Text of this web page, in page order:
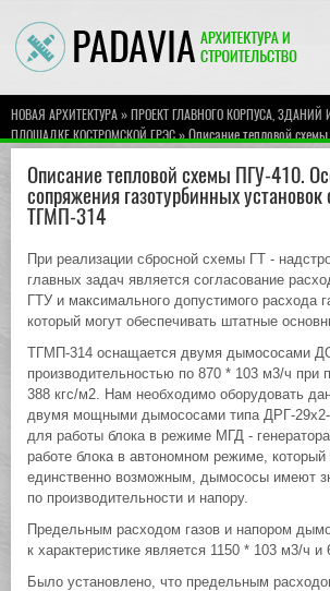
НОВАЯ АРХИТЕКТУРА»ПРОЕКТ ГЛАВНОГО КОРПУСА,
ПЛОЩАДКЕ КОСТРОМСКОЙ ГРЭС» Описание тепловой
Описание тепловой схемы ПГУ-410.
сопряжения газотурбинных установок
ТГМП-314
При реализации сбросной схемы ГТ -
главных задач является согласование
ГТУ и максимального допустимого расхода
который могут обеспечивать штатные
ТГМП-314 оснащается двумя дымососами
производительностью по 870 * 103 м3/ч при
388 кгс/м2. Нам необходимо оборудовать
двумя мощными дымососами типа ДРГ-
для работы блока в режиме МГД -
работе блока в автономном режиме, который
единственно возможным, дымососы имеют
по производительности и напору.
Предельным расходом газов и напором
к характеристике является 1150 * 103 м3/ч и
Было установлено, что предельным